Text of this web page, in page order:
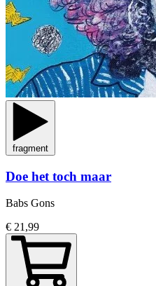
fragment
Doe het toch maar
Babs Gons
€ 21,99